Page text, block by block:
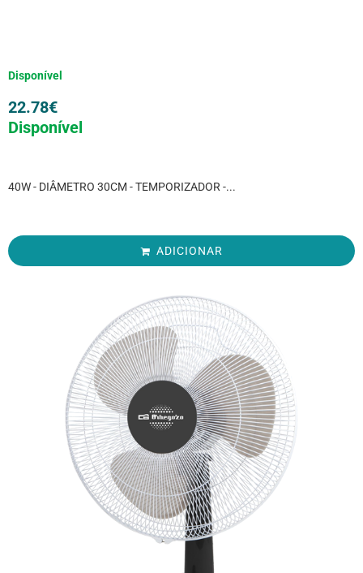
Disponível
22.78€
Disponível
40W - DIÂMETRO 30CM - TEMPORIZADOR -...
ADICIONAR